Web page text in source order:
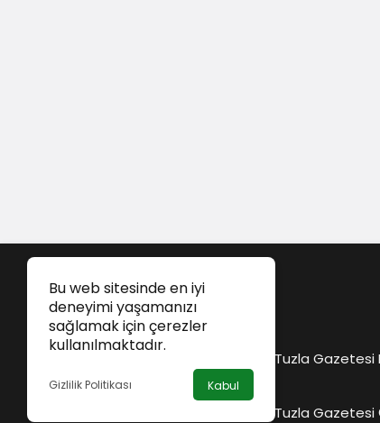
Bu web sitesinde en iyi
deneyimi yaşamanızı
sağlamak için çerezler
kullanılmaktadır.
Gizlilik Politikası Kabul
Tuzla Gazetesi
Tuzla Gazetesi